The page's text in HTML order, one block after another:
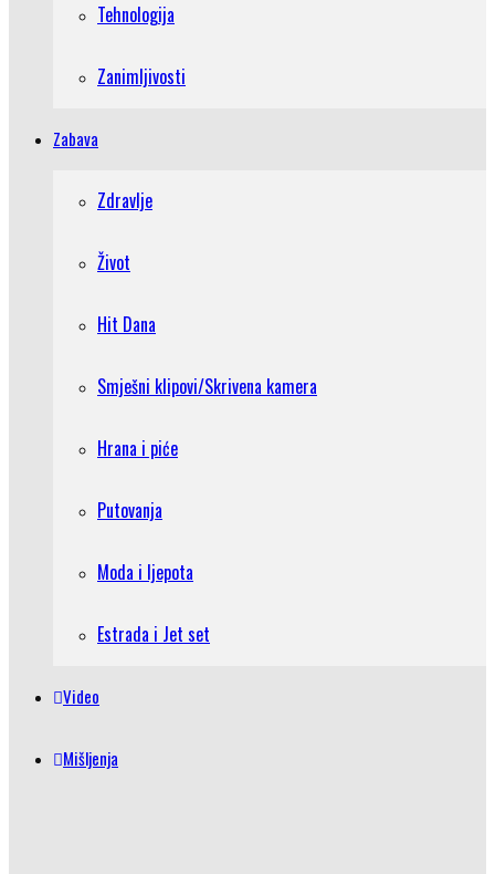
Tehnologija
Zanimljivosti
Zabava
Zdravlje
Život
Hit Dana
Smješni klipovi/Skrivena kamera
Hrana i piće
Putovanja
Moda i ljepota
Estrada i Jet set
Video
Mišljenja